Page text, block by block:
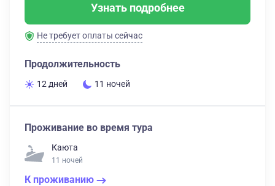
Узнать подробнее
Не требует оплаты сейчас
Продолжительность
12 дней 11 ночей
Проживание во время тура
Каюта
11 ночей
К проживанию